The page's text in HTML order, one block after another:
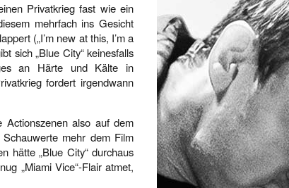
Privatkrieg fast wie ein
mehrfach ins Gesicht
(„I’m new at this, I’m a
sich „Blue City“ keinesfalls
an Härte und Kälte in
fordert irgendwann
also auf dem
mehr dem Film
hätte „Blue City“ durchaus
„Miami Vice“-Flair atmet,